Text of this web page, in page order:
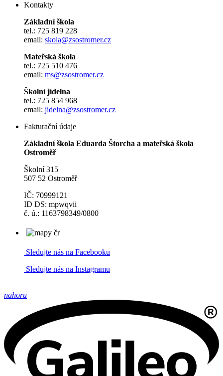
Kontakty
Základní škola
tel.: 725 819 228
email: skola@zsostromer.cz
Mateřská škola
tel.: 725 510 476
email: ms@zsostromer.cz
Školní jídelna
tel.: 725 854 968
email: jidelna@zsostromer.cz
Fakturační údaje
Základní škola Eduarda Štorcha a mateřská škola
Ostroměř
Školní 315
507 52 Ostroměř
IČ: 70999121
ID DS: mpwqvii
č. ú.: 1163798349/0800
Sledujte nás na Facebooku
Sledujte nás na Instagramu
nahoru